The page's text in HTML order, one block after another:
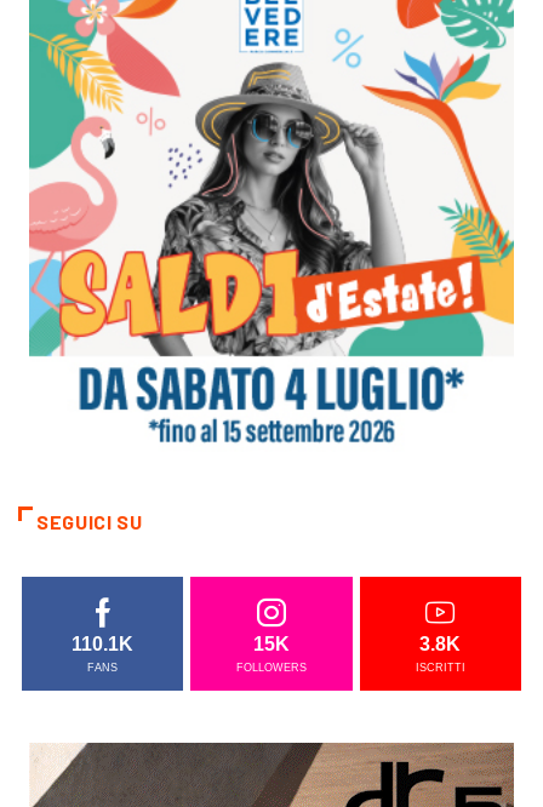
SEGUICI SU
110.1K
FANS
15K
FOLLOWERS
3.8K
ISCRITTI